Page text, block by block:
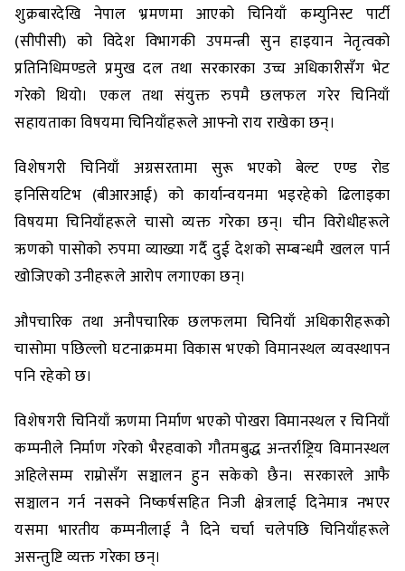
शुक्रबारदेखि नेपाल भ्रमणमा आएको चिनियाँ कम्युनिस्ट पार्टी
(सीपीसी) को विदेश विभागकी उपमन्त्री सुन हाइयान नेतृत्वको
प्रतिनिधिमण्डले प्रमुख दल तथा सरकारका उच्च अधिकारीसँग भेट
गरेको थियो। एकल तथा संयुक्त रुपमै छलफल गरेर चिनियाँ
सहायताका विषयमा चिनियाँहरूले आफ्नो राय राखेका छन्।
विशेषगरी चिनियाँ अग्रसरतामा सुरू भएको बेल्ट एण्ड रोड
इनिसियटिभ (बीआरआई) को कार्यान्वयनमा भइरहेको ढिलाइका
विषयमा चिनियाँहरूले चासो व्यक्त गरेका छन्। चीन विरोधीहरूले
ऋणको पासोको रुपमा व्याख्या गर्दै दुई देशको सम्बन्धमै खलल पार्न
खोजिएको उनीहरूले आरोप लगाएका छन्।
औपचारिक तथा अनौपचारिक छलफलमा चिनियाँ अधिकारीहरूको
चासोमा पछिल्लो घटनाक्रममा विकास भएको विमानस्थल व्यवस्थापन
पनि रहेको छ।
विशेषगरी चिनियाँ ऋणमा निर्माण भएको पोखरा विमानस्थल र चिनियाँ
कम्पनीले निर्माण गरेको भैरहवाको गौतमबुद्ध अन्तर्राष्ट्रिय विमानस्थल
अहिलेसम्म राम्रोसँग सञ्चालन हुन सकेको छैन। सरकारले आफै
सञ्चालन गर्न नसक्ने निष्कर्षसहित निजी क्षेत्रलाई दिनेमात्र नभएर
यसमा भारतीय कम्पनीलाई नै दिने चर्चा चलेपछि चिनियाँहरूले
असन्तुष्टि व्यक्त गरेका छन्।